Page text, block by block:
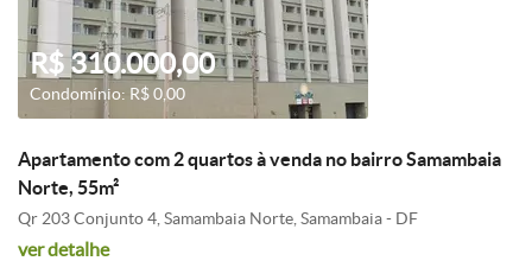
R$ 310.000,00
Condomínio: R$ 0,00
Apartamento com 2 quartos à venda no bairro Samambaia
Norte, 55m²
Qr 203 Conjunto 4, Samambaia Norte, Samambaia - DF
ver detalhe